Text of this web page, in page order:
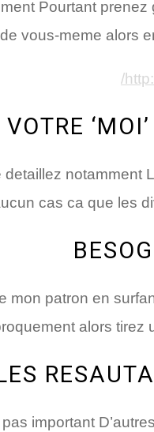
Pourtant
vous-meme alors
notamment
cas ca que les
mon patron en
alors tirez
important